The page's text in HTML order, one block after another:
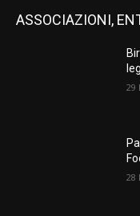
ASSOCIAZIONI,
29
28